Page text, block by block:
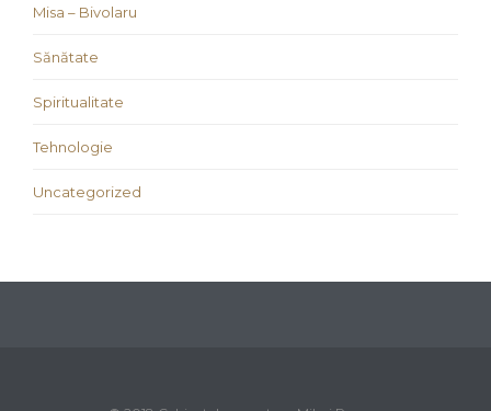
Misa – Bivolaru
Sănătate
Spiritualitate
Tehnologie
Uncategorized